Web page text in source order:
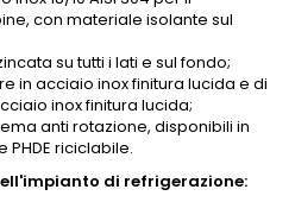
con materiale isolante sul
su tutti i lati e sul fondo;
in acciaio inox finitura lucida e di
inox finitura lucida;
anti rotazione, disponibili in
riciclabile.
di refrigerazione: